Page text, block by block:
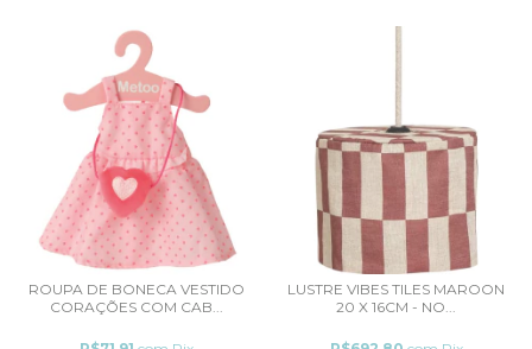
ROUPA DE BONECA VESTIDO
CORAÇÕES COM CAB...
LUSTRE VIBES TILES MAROON
20 X 16CM - NO...